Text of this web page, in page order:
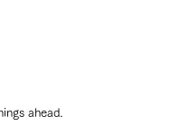
ahead.